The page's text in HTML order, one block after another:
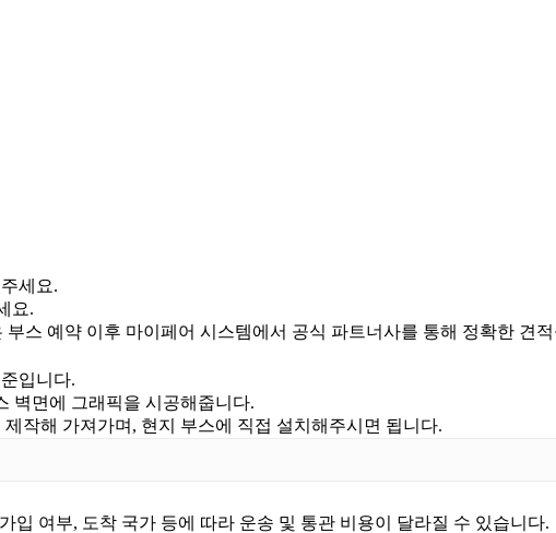
세요.
요.
스 예약 이후 마이페어 시스템에서 공식 파트너사를 통해 정확한 견
입니다.
벽면에 그래픽을 시공해줍니다.
제작해 가져가며, 현지 부스에 직접 설치해주시면 됩니다.
입 여부, 도착 국가 등에 따라 운송 및 통관 비용이 달라질 수 있습니다.